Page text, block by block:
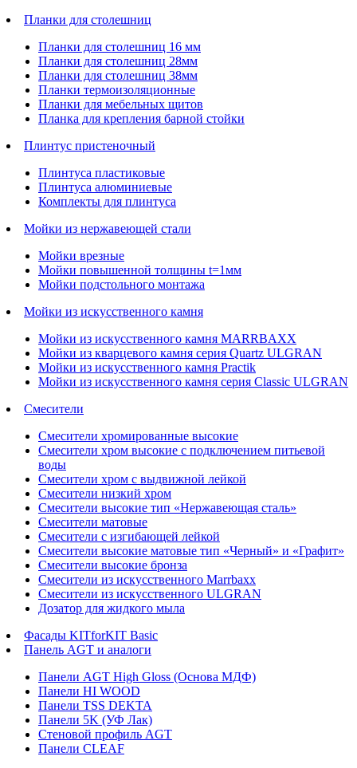
Планки для столешниц
Планки для столешниц 16 мм
Планки для столешниц 28мм
Планки для столешниц 38мм
Планки термоизоляционные
Планки для мебельных щитов
Планка для крепления барной стойки
Плинтус пристеночный
Плинтуса пластиковые
Плинтуса алюминиевые
Комплекты для плинтуса
Мойки из нержавеющей стали
Мойки врезные
Мойки повышенной толщины t=1мм
Мойки подстольного монтажа
Мойки из искусственного камня
Мойки из искусственного камня MARRBAXX
Мойки из кварцевого камня серия Quartz ULGRAN
Мойки из искусственного камня Practik
Мойки из искусственного камня серия Classic ULGRAN
Смесители
Смесители хромированные высокие
Смесители хром высокие с подключением питьевой
воды
Смесители хром с выдвижной лейкой
Смесители низкий хром
Смесители высокие тип «Нержавеющая сталь»
Смесители матовые
Смесители с изгибающей лейкой
Смесители высокие матовые тип «Черный» и «Графит»
Смесители высокие бронза
Смесители из искусственного Marrbaxx
Смесители из искусственного ULGRAN
Дозатор для жидкого мыла
Фасады KITforKIT Basic
Панель AGT и аналоги
Панели AGT High Gloss (Основа МДФ)
Панели HI WOOD
Панели TSS DEKTA
Панели 5K (УФ Лак)
Стеновой профиль AGT
Панели CLEAF